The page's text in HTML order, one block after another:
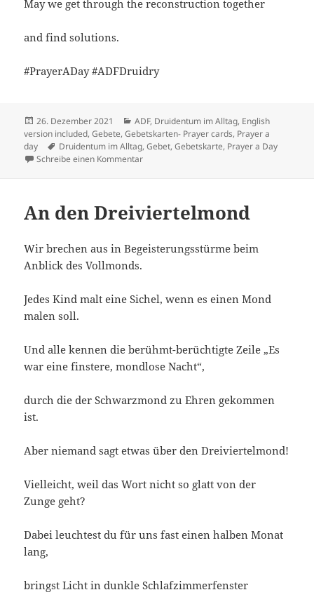
May we get through the reconstruction together
and find solutions.
#PrayerADay #ADFDruidry
Veröffentlicht
am
26. Dezember 2021 Kategorien
ADF, Druidentum im Alltag, English
version included,Gebete,Gebetskarten- Prayer cards, Prayer a
day
Schlagwörter
Druidentum im Alltag,Gebet,Gebetskarte, Prayer a Day
Schreibe einen Kommentarzu Die Flut
An den Dreiviertelmond
Wir brechen aus in Begeisterungsstürme beim
Anblick des Vollmonds.
Jedes Kind malt eine Sichel, wenn es einen Mond
malen soll.
Und alle kennen die berühmt-berüchtigte Zeile „Es
war eine finstere, mondlose Nacht“,
durch die der Schwarzmond zu Ehren gekommen
ist.
Aber niemand sagt etwas über den Dreiviertelmond!
Vielleicht, weil das Wort nicht so glatt von der
Zunge geht?
Dabei leuchtest du für uns fast einen halben Monat
lang,
bringst Licht in dunkle Schlafzimmerfenster